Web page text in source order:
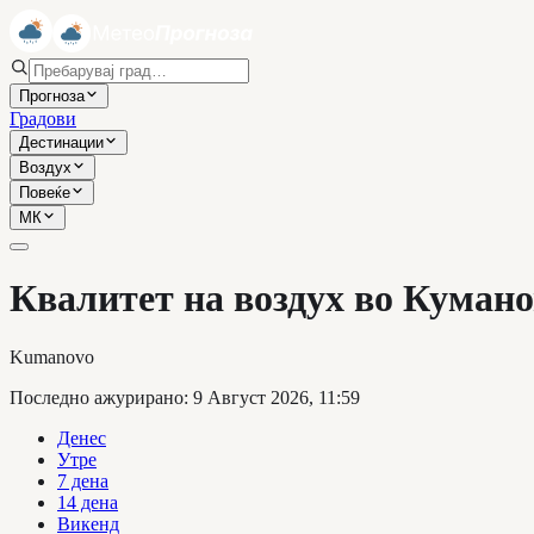
Прогноза
Градови
Дестинации
Воздух
Повеќе
МК
Квалитет на воздух во
Kumanovo
Последно ажурирано: 9 Август 2026, 11:59
Денес
Утре
7 дена
14 дена
Викенд